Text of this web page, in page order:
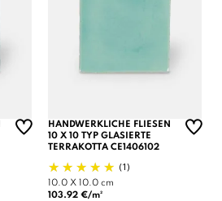
HANDWERKLICHE FLIESEN
10 X 10 TYP GLASIERTE
TERRAKOTTA CE1406102
(1)
10.0 X 10.0 cm
103.92 €/m²